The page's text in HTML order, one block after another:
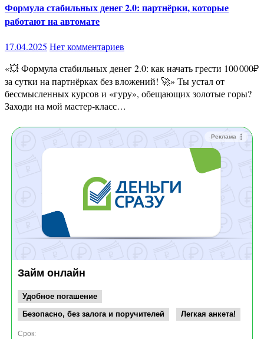
Формула стабильных денег 2.0: партнёрки, которые
работают на автомате
17.04.2025 Нет комментариев
«💥 Формула стабильных денег 2.0: как начать грести 100 000₽
за сутки на партнёрках без вложений! 🚀» Ты устал от
бессмысленных курсов и «гуру», обещающих золотые горы?
Заходи на мой мастер‑класс…
Реклама
Займ онлайн
Удобное погашение
Безопасно, без залога и поручителей
Легкая анкета!
Срок: